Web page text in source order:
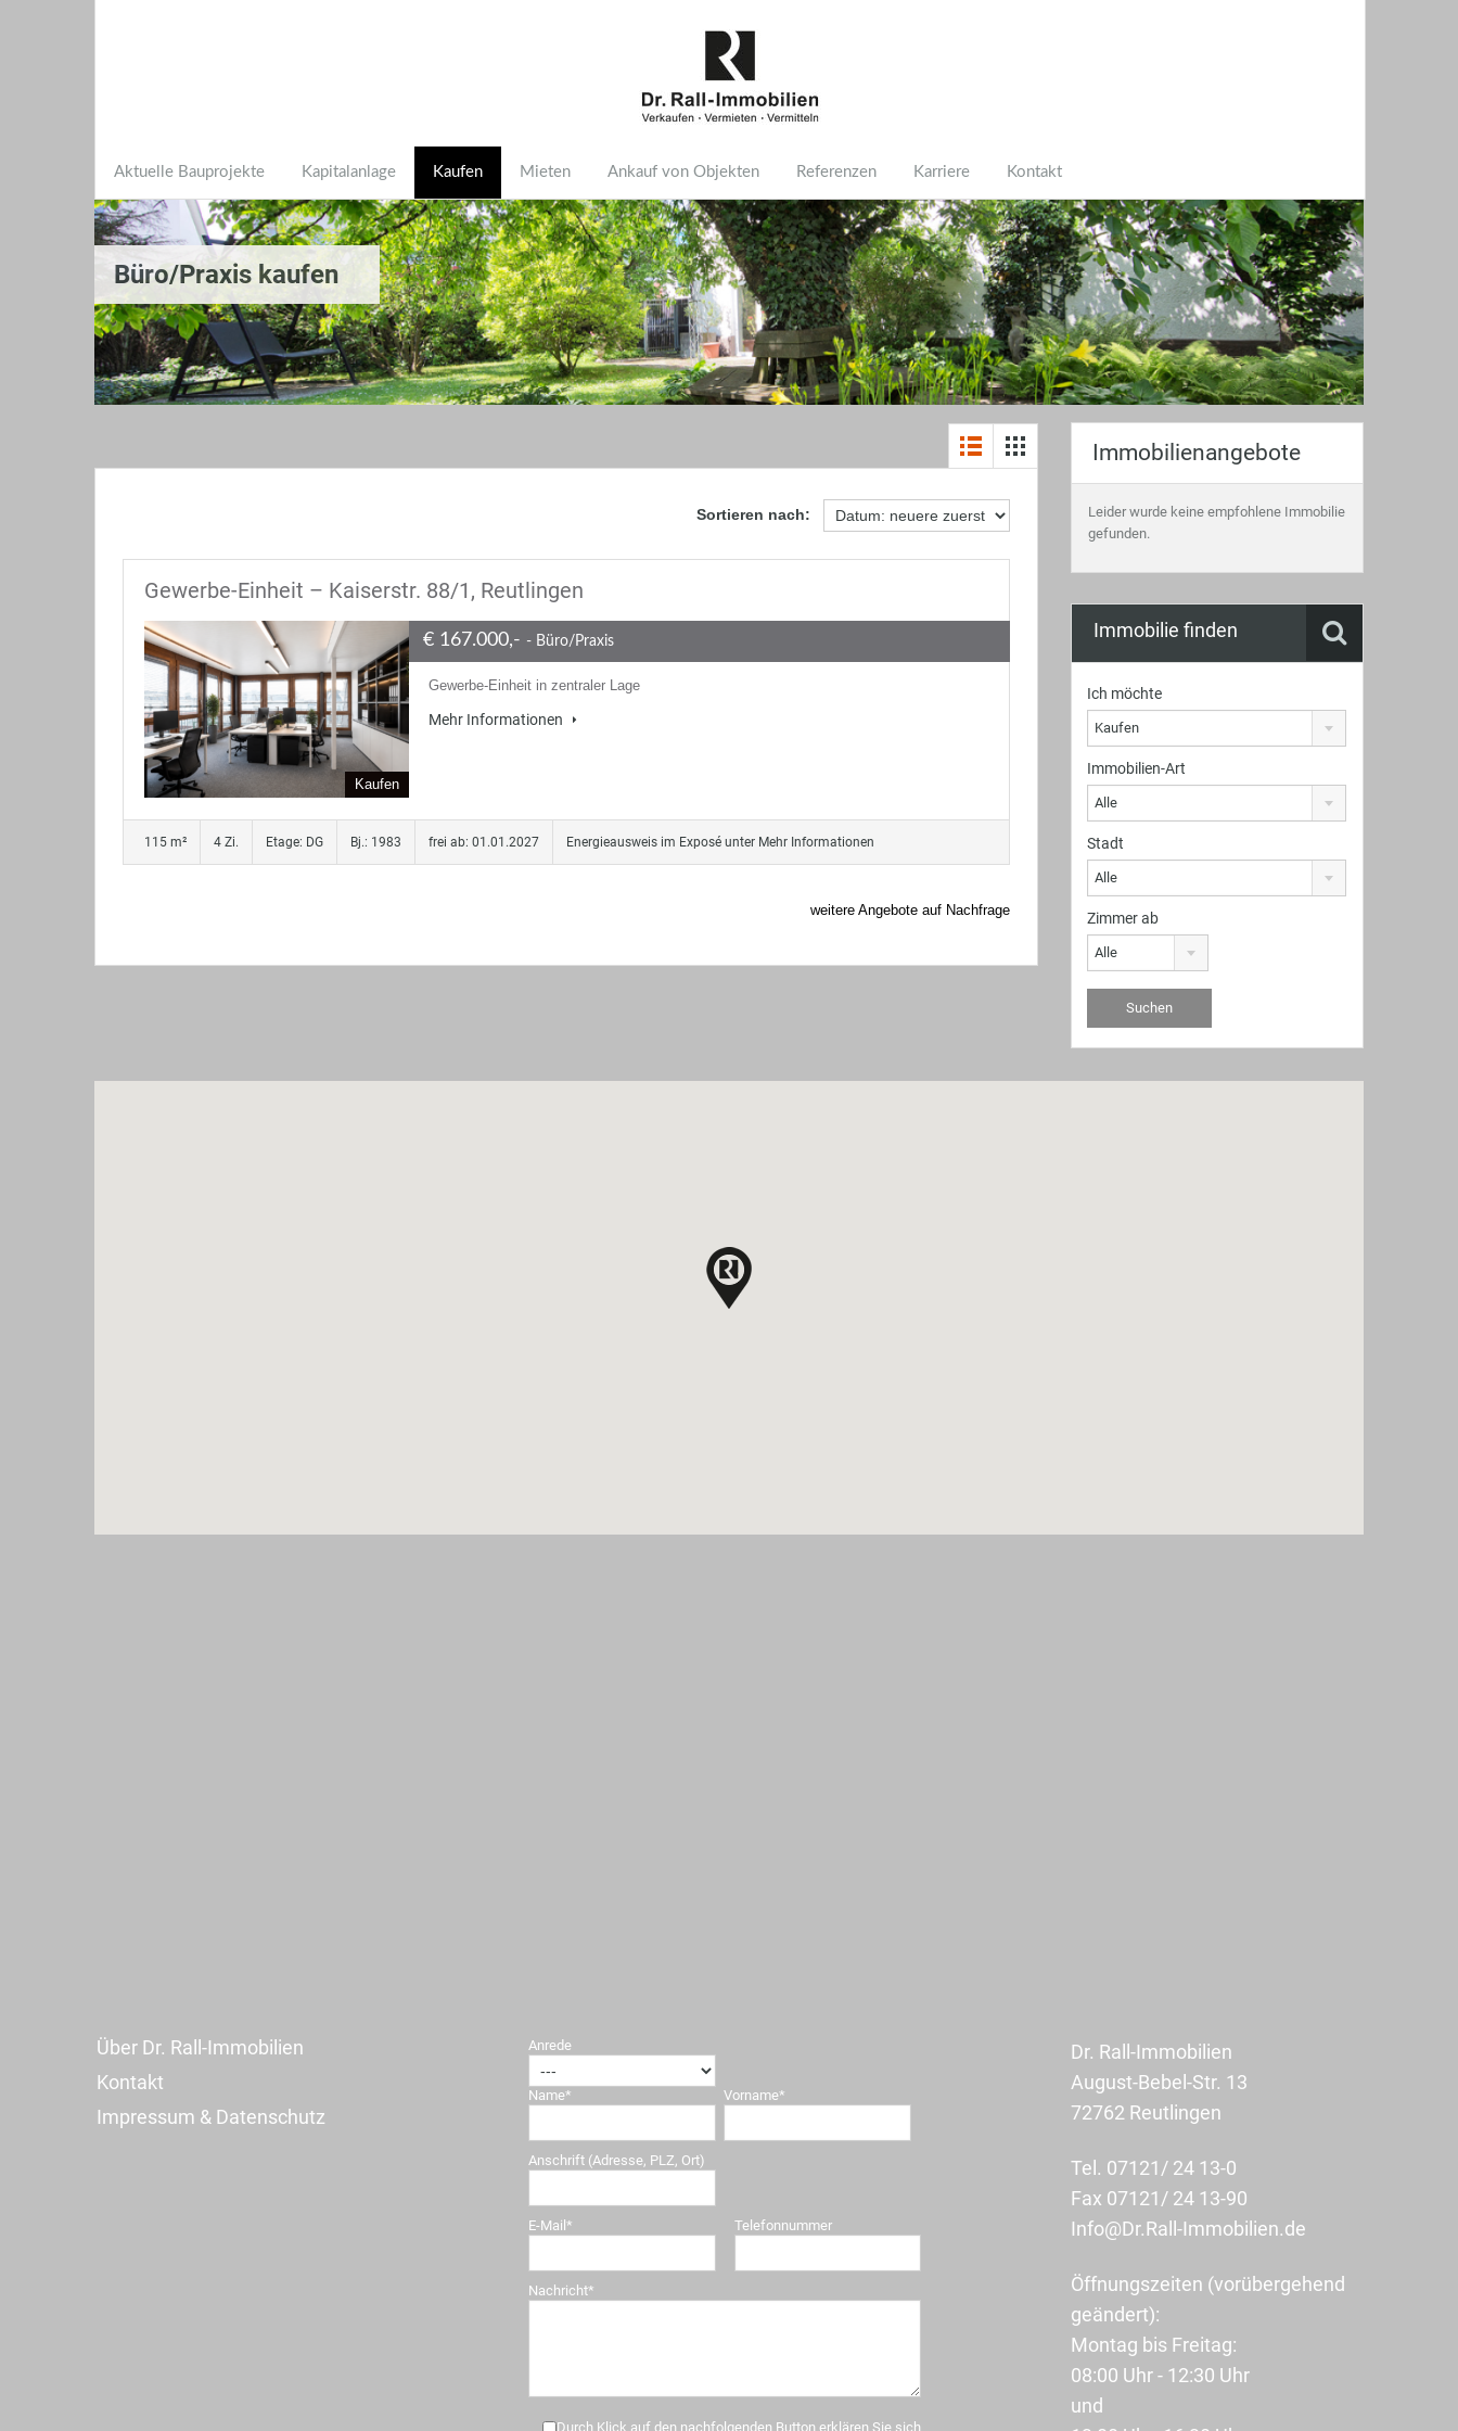
Aktuelle Bauprojekte Kapitalanlage Kaufen Mieten Ankauf von Objekten Referenzen Karriere Kontakt
Büro/Praxis kaufen
Sortieren nach:
Gewerbe-Einheit – Kaiserstr. 88/1, Reutlingen
Kaufen
€ 167.000,- - Büro/Praxis
Gewerbe-Einheit in zentraler Lage
Mehr Informationen
115 m² 4 Zi. Etage: DG Bj.: 1983 frei ab: 01.01.2027 Energieausweis im Exposé unter Mehr Informationen
weitere Angebote auf Nachfrage
Immobilienangebote
Leider wurde keine empfohlene Immobilie
gefunden.
Immobilie finden
Ich möchte
Kaufen
Immobilien-Art
Alle
Stadt
Alle
Zimmer ab
Alle
Über Dr. Rall-Immobilien
Kontakt
Impressum & Datenschutz
Anrede
Name* Vorname*
Anschrift (Adresse, PLZ, Ort)
E-Mail* Telefonnummer
Nachricht*
Durch Klick auf den nachfolgenden Button erklären Sie sich
Dr. Rall-Immobilien
August-Bebel-Str. 13
72762 Reutlingen
Tel. 07121/ 24 13-0
Fax 07121/ 24 13-90
Info@Dr.Rall-Immobilien.de
Öffnungszeiten (vorübergehend
geändert):
Montag bis Freitag:
08:00 Uhr - 12:30 Uhr
und